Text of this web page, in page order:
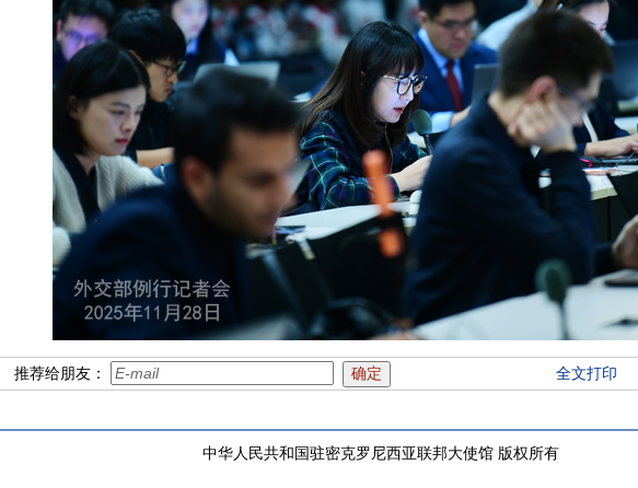
推荐给朋友： 全文打印
中华人民共和国驻密克罗尼西亚联邦大使馆 版权所有